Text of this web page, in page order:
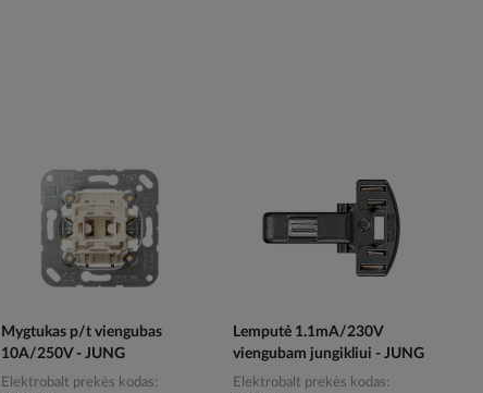
Mygtukas p/t viengubas
10A/250V - JUNG
Elektrobalt prekės kodas
Lemputė 1.1mA/230V
viengubam jungikliui - JUNG
Elektrobalt prekės kodas